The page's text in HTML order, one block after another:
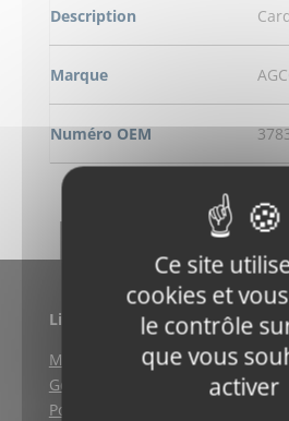
Ce site
cookies et
le contrôle
que vous
activer
Description
Marque
Numéro OEM
DEMANDE DE
RETOUR
Liens utiles
Mentions légales
Gestion des cookies
Politique de confidentialité